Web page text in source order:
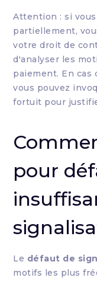
Attention : si
partiellement,
votre droit de
d'analyser les
paiement. En cas
vous pouvez
fortuit pour
pour
Le défaut de
motifs les plus